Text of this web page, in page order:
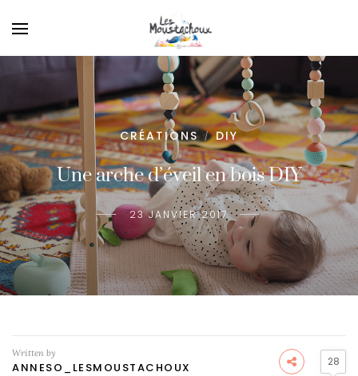
CRÉATIONS / DIY
Une arche d’éveil en bois DIY
23 JANVIER 2017
Written by
ANNESO_LESMOUSTACHOUX 28